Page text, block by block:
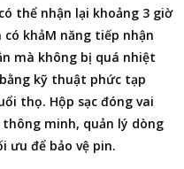
thể nhận lại khoảng 3 giờ
khảM năng tiếp nhận
mà không bị quá nhiệt
kỹ thuật phức tạp
thọ. Hộp sạc đóng vai
minh, quản lý dòng
ưu để bảo vệ pin.